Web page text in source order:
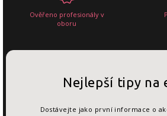
Ověřeno profesionály v
oboru
Nejlepší tipy na
Dostávejte jako první informace o